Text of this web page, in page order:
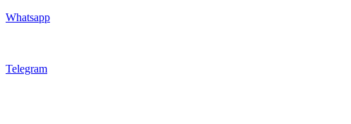
Whatsapp
Telegram